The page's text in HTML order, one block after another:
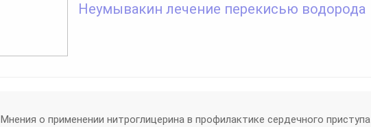
Неумывакин лечение перекисью водорода
Мнения о применении нитроглицерина в профилактике сердечного приступа